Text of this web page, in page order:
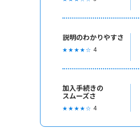
説明のわかりやすさ
★ ★ ★ ★ ☆ 4
加入手続きの
スムーズさ
★ ★ ★ ★ ☆ 4